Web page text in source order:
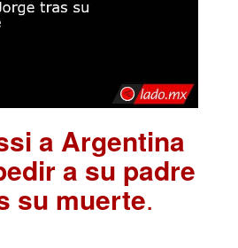
a Argentina
a su padre
su muerte.